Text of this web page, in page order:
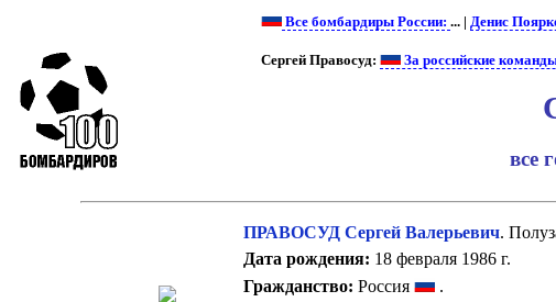
Все бомбардиры России:... |Денис
Сергей Правосуд: За российские
все
ПРАВОСУД Сергей Валерьевич.
Дата рождения: 18 февраля 1986 г.
Гражданство: Россия
.